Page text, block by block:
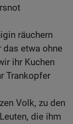
räuchern
das etwa ohne
ihr Kuchen
Trankopfer
Volk, zu den
die ihm